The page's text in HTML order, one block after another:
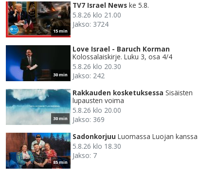
15 min
TV7 Israel News ke 5.8.
5.8.26 klo 21.00
Jakso: 3724
30 min
Love Israel - Baruch Korman
Kolossalaiskirje. Luku 3, osa 4/4
5.8.26 klo 20.30
Jakso: 242
30 min
Rakkauden kosketuksessa Sisäisten
lupausten voima
5.8.26 klo 20.00
Jakso: 369
85 min
Sadonkorjuu Luomassa Luojan kanssa
5.8.26 klo 18.30
Jakso: 7